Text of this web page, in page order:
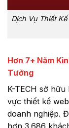
Dịch Vụ Thiết
Hơn 7+ Năm
Tưởng
K-TECH sở
vực thiết kế
doanh nghiệp.
hơn 3.686